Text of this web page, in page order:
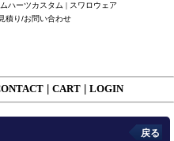
ハーツカスタム | スワロウェア
積り/お問い合わせ
CART LOGIN
戻る